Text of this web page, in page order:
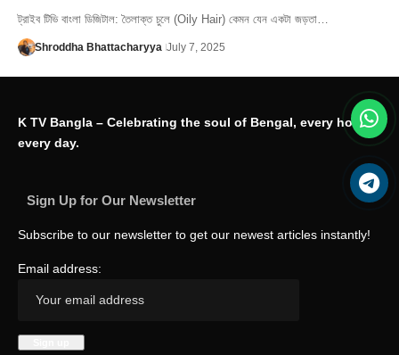
ট্রাইব টিভি বাংলা ডিজিটাল: তৈলাক্ত চুলে (Oily Hair) কেমন যেন একটা জড়তা…
Shroddha Bhattacharyya July 7, 2025
K TV Bangla – Celebrating the soul of Bengal, every hour,
every day.
Sign Up for Our Newsletter
Subscribe to our newsletter to get our newest articles instantly!
Email address: